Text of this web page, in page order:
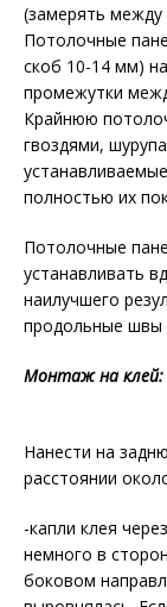
(замерять между
Потолочные
скоб 10-14 мм)
промежутки
Крайнюю
гвоздями,
полностью их
Потолочные
устанавливать
наилучшего
продольные швы
Монтаж на клей:
Нанести на
расстоянии
-капли клея
немного в
боковом